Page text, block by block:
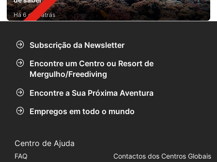
Há 6 dias atrás
Subscrição da Newsletter
Encontre um Centro ou Resort de
Mergulho/Freediving
Encontre a Sua Próxima Aventura
Empregos em todo o mundo
Centro de Ajuda
FAQ
Contactos dos Centros Globais